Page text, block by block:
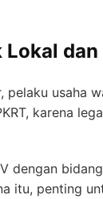
Lokal
usaha
karena
dengan
itu, penting